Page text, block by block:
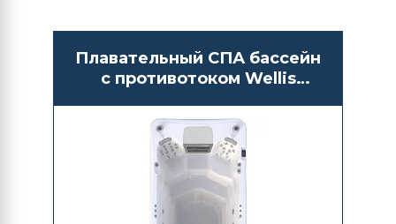
Плавательный СПА бассейн
с противотоком Wellis